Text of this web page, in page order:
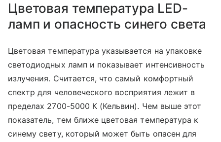
Цветовая температура LED-
ламп и опасность синего света
Цветовая температура указывается на упаковке
светодиодных ламп и показывает интенсивность
излучения. Считается, что самый комфортный
спектр для человеческого восприятия лежит в
пределах 2700-5000 К (Кельвин). Чем выше этот
показатель, тем ближе цветовая температура к
синему свету, который может быть опасен для